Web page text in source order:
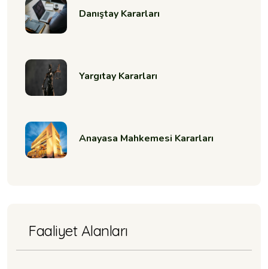
Danıştay Kararları
Yargıtay Kararları
Anayasa Mahkemesi Kararları
Faaliyet Alanları